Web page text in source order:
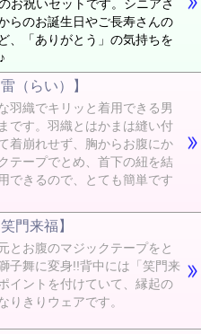
お祝いセットです。シニアさ
らのお誕生日やご長寿さんの
、「ありがとう」の気持ちを
（らい）】
羽織でキリッと着用できる男
です。羽織とはかまは縫い付
着崩れせず、胸からお腹にか
テープでとめ、首下の紐を結
できるので、とても簡単です
門来福】
とお腹のマジックテープをと
子舞に変身!!背中には「笑門来
イントを付けていて、縁起の
りきりウェアです。